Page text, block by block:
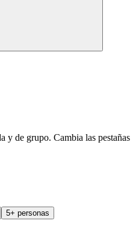
y de grupo. Cambia las pestañas
5+ personas